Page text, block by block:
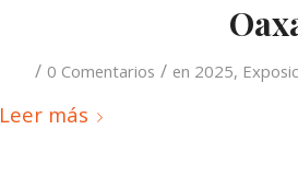
/ 0 Comentarios / en 2025,
Leer más